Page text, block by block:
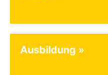
Ausbildung